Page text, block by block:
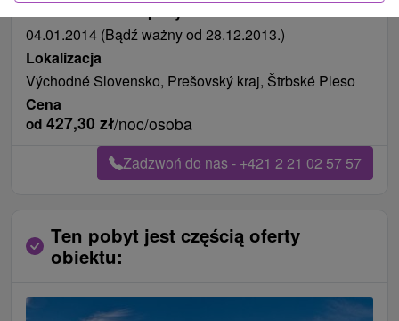
04.01.2014 (Bądź ważny od 28.12.2013.)
Lokalizacja
Východné Slovensko, Prešovský kraj, Štrbské Pleso
Cena
od 427,30 zł/noc/osoba
Zadzwoń do nas - +421 2 21 02 57 57
Ten pobyt jest częścią oferty
obiektu: